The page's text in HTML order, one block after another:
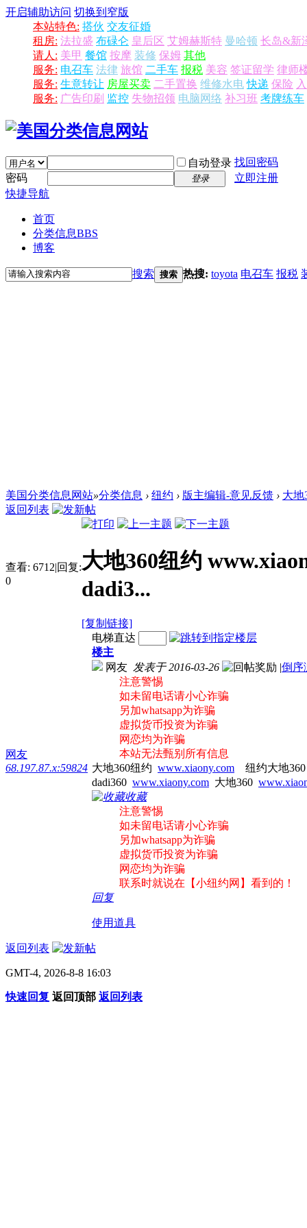
开启辅助访问 切换到窄版
本站特色: 搭伙 交友征婚
租房: 法拉盛 布碌仑 皇后区 艾姆赫斯特 曼哈顿 长岛&新
请人: 美甲 餐馆 按摩 装修 保姆 其他
服务: 电召车 法律 旅馆 二手车 报税 美容 签证留学 律师
服务: 生意转让 房屋买卖 二手置换 维修水电 快递 保险
服务: 广告印刷 监控 失物招领 电脑网络 补习班 考牌练车
自动登录 找回密码
密码
登录
立即注册
快捷导航
首页
分类信息BBS
博客
搜索 搜索 热搜: toyota 电召车 报税
美国分类信息网站»分类信息 › 纽约 › 版主编辑-意见反馈 › 大地
返回列表
查看: 6712|回复:
0
大地360纽约
dadi3...
[复制链接]
网友
68.197.87.x:59824
电梯直达
楼主
网友 发表于 2016-03-26 |倒序
注意警惕
如未留电话请小心诈骗
另加whatsapp为诈骗
虚拟货币投资为诈骗
网恋均为诈骗
本站无法甄别所有信息
大地360纽约 www.xiaony.com 纽约大地
dadi360 www.xiaony.com 大地360
收藏
注意警惕
如未留电话请小心诈骗
另加whatsapp为诈骗
虚拟货币投资为诈骗
网恋均为诈骗
联系时就说在【小纽约网】看到的！
回复
使用道具
返回列表
GMT-4, 2026-8-8 16:03
快速回复 返回顶部 返回列表